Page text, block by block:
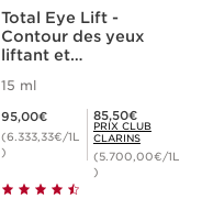
Total Eye Lift -
Contour des yeux
liftant et
15 ml
95,00€
(6.333,33€/1L
)
Prix Club Clarins 85,50€
85,50€
PRIX CLUB
CLARINS
(5.700,00€/1L
)